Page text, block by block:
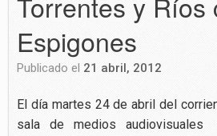
Espigones
Publicado el 21 abril, 2012
El día martes 24 de abril del
sala de medios audiovisuales